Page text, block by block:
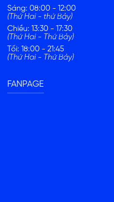
Sáng: 08:00 - 12:00
(Thứ Hai - thứ Bảy)
Chiều: 13:30 - 17:30
(Thứ Hai - Thứ Bảy)
Tối: 18:00 - 21:45
(Thứ Hai - Thứ Bảy)
FANPAGE